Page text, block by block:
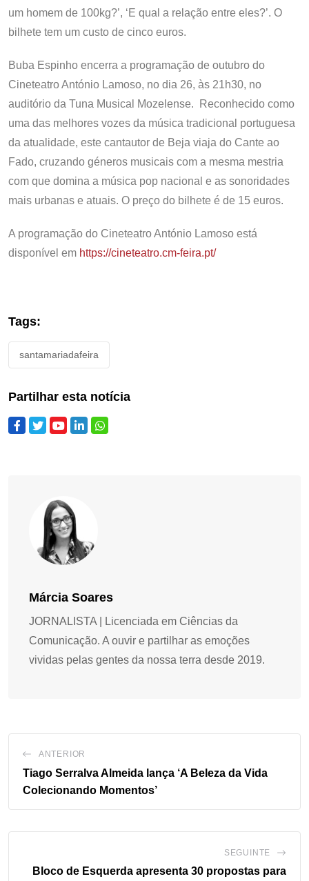
um homem de 100kg?’, ‘E qual a relação entre eles?’. O
bilhete tem um custo de cinco euros.
Buba Espinho encerra a programação de outubro do
Cineteatro António Lamoso, no dia 26, às 21h30, no
auditório da Tuna Musical Mozelense. Reconhecido como
uma das melhores vozes da música tradicional portuguesa
da atualidade, este cantautor de Beja viaja do Cante ao
Fado, cruzando géneros musicais com a mesma mestria
com que domina a música pop nacional e as sonoridades
mais urbanas e atuais. O preço do bilhete é de 15 euros.
A programação do Cineteatro António Lamoso está
disponível em https://cineteatro.cm-feira.pt/
Tags:
santamariadafeira
Partilhar esta notícia
Márcia Soares
JORNALISTA | Licenciada em Ciências da
Comunicação. A ouvir e partilhar as emoções
vividas pelas gentes da nossa terra desde 2019.
ANTERIOR
Tiago Serralva Almeida lança ‘A Beleza da Vida
Colecionando Momentos’
SEGUINTE
Bloco de Esquerda apresenta 30 propostas para